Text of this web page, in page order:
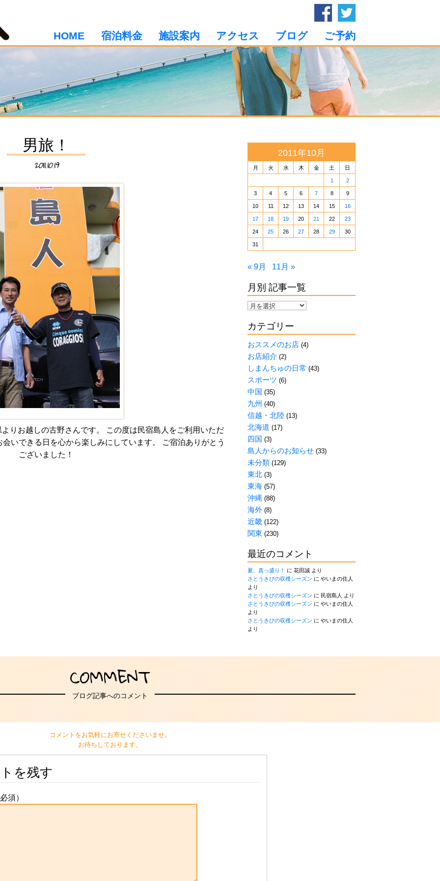
HOME 宿泊料金 施設案内 アクセス ブログ ご予約
男旅！
2011.10.19
りお越しの古野さんです。 この度は民宿島人をご利用いただ
いできる日を心から楽しみにしています。 ご宿泊ありがとう
ございました！
2011年10月
月 火 水 木 金 土 日
1 2
3 4 5 6 7 8 9
10 11 12 13 14 15 16
17 18 19 20 21 22 23
24 25 26 27 28 29 30
31
« 9月 11月 »
月別 記事一覧
月
記
事
一
覧
カテゴリー
おススメのお店 (4)
お店紹介 (2)
しまんちゅの日常 (43)
スポーツ (6)
中国 (35)
九州 (40)
信越・北陸 (13)
北海道 (17)
四国 (3)
島人からのお知らせ (33)
未分類 (129)
東北 (3)
東海 (57)
沖縄 (88)
海外 (8)
近畿 (122)
関東 (230)
最近のコメント
夏、真っ盛り！ に 花田誠 より
さとうきびの収穫シーズン に やいまの住人
より
さとうきびの収穫シーズン に 民宿島人
より
さとうきびの収穫シーズン に やいまの住人
より
さとうきびの収穫シーズン に やいまの住人
より
COMMENT
ブログ記事へのコメント
コメントをお気軽にお寄せくださいませ。
お待ちしております。
を残す
須）